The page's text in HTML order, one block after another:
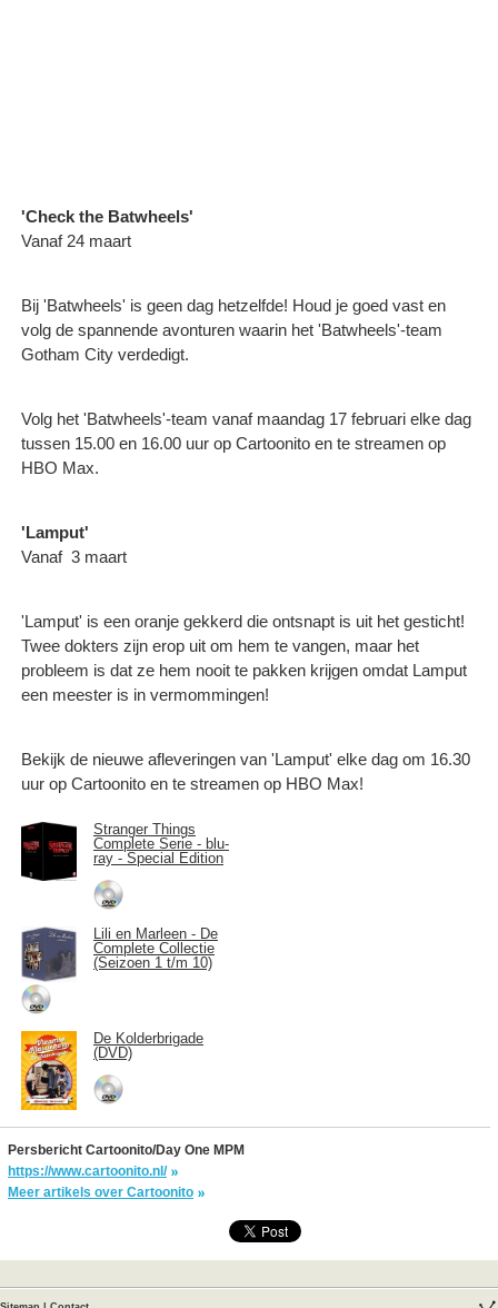
'Check the Batwheels'
Vanaf 24 maart
Bij 'Batwheels' is geen dag hetzelfde! Houd je goed vast en
volg de spannende avonturen waarin het 'Batwheels'-team
Gotham City verdedigt.
Volg het 'Batwheels'-team vanaf maandag 17 februari elke dag
tussen 15.00 en 16.00 uur op Cartoonito en te streamen op
HBO Max.
'Lamput'
Vanaf 3 maart
'Lamput' is een oranje gekkerd die ontsnapt is uit het gesticht!
Twee dokters zijn erop uit om hem te vangen, maar het
probleem is dat ze hem nooit te pakken krijgen omdat Lamput
een meester is in vermommingen!
Bekijk de nieuwe afleveringen van 'Lamput' elke dag om 16.30
uur op Cartoonito en te streamen op HBO Max!
Stranger Things
Complete Serie - blu-
ray - Special Edition
Lili en Marleen - De
Complete Collectie
(Seizoen 1 t/m 10)
De Kolderbrigade
(DVD)
Persbericht Cartoonito/Day One MPM
https://www.cartoonito.nl/
Meer artikels over Cartoonito